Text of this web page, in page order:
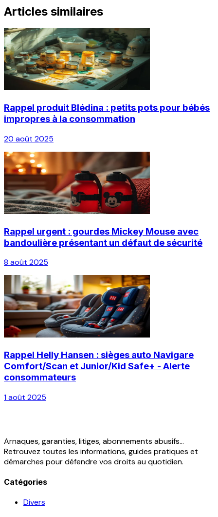
Articles similaires
Rappel produit Blédina : petits pots pour bébés
impropres à la consommation
20 août 2025
Rappel urgent : gourdes Mickey Mouse avec
bandoulière présentant un défaut de sécurité
8 août 2025
Rappel Helly Hansen : sièges auto Navigare
Comfort/Scan et Junior/Kid Safe+ - Alerte
consommateurs
1 août 2025
Arnaques, garanties, litiges, abonnements abusifs...
Retrouvez toutes les informations, guides pratiques et
démarches pour défendre vos droits au quotidien.
Catégories
Divers